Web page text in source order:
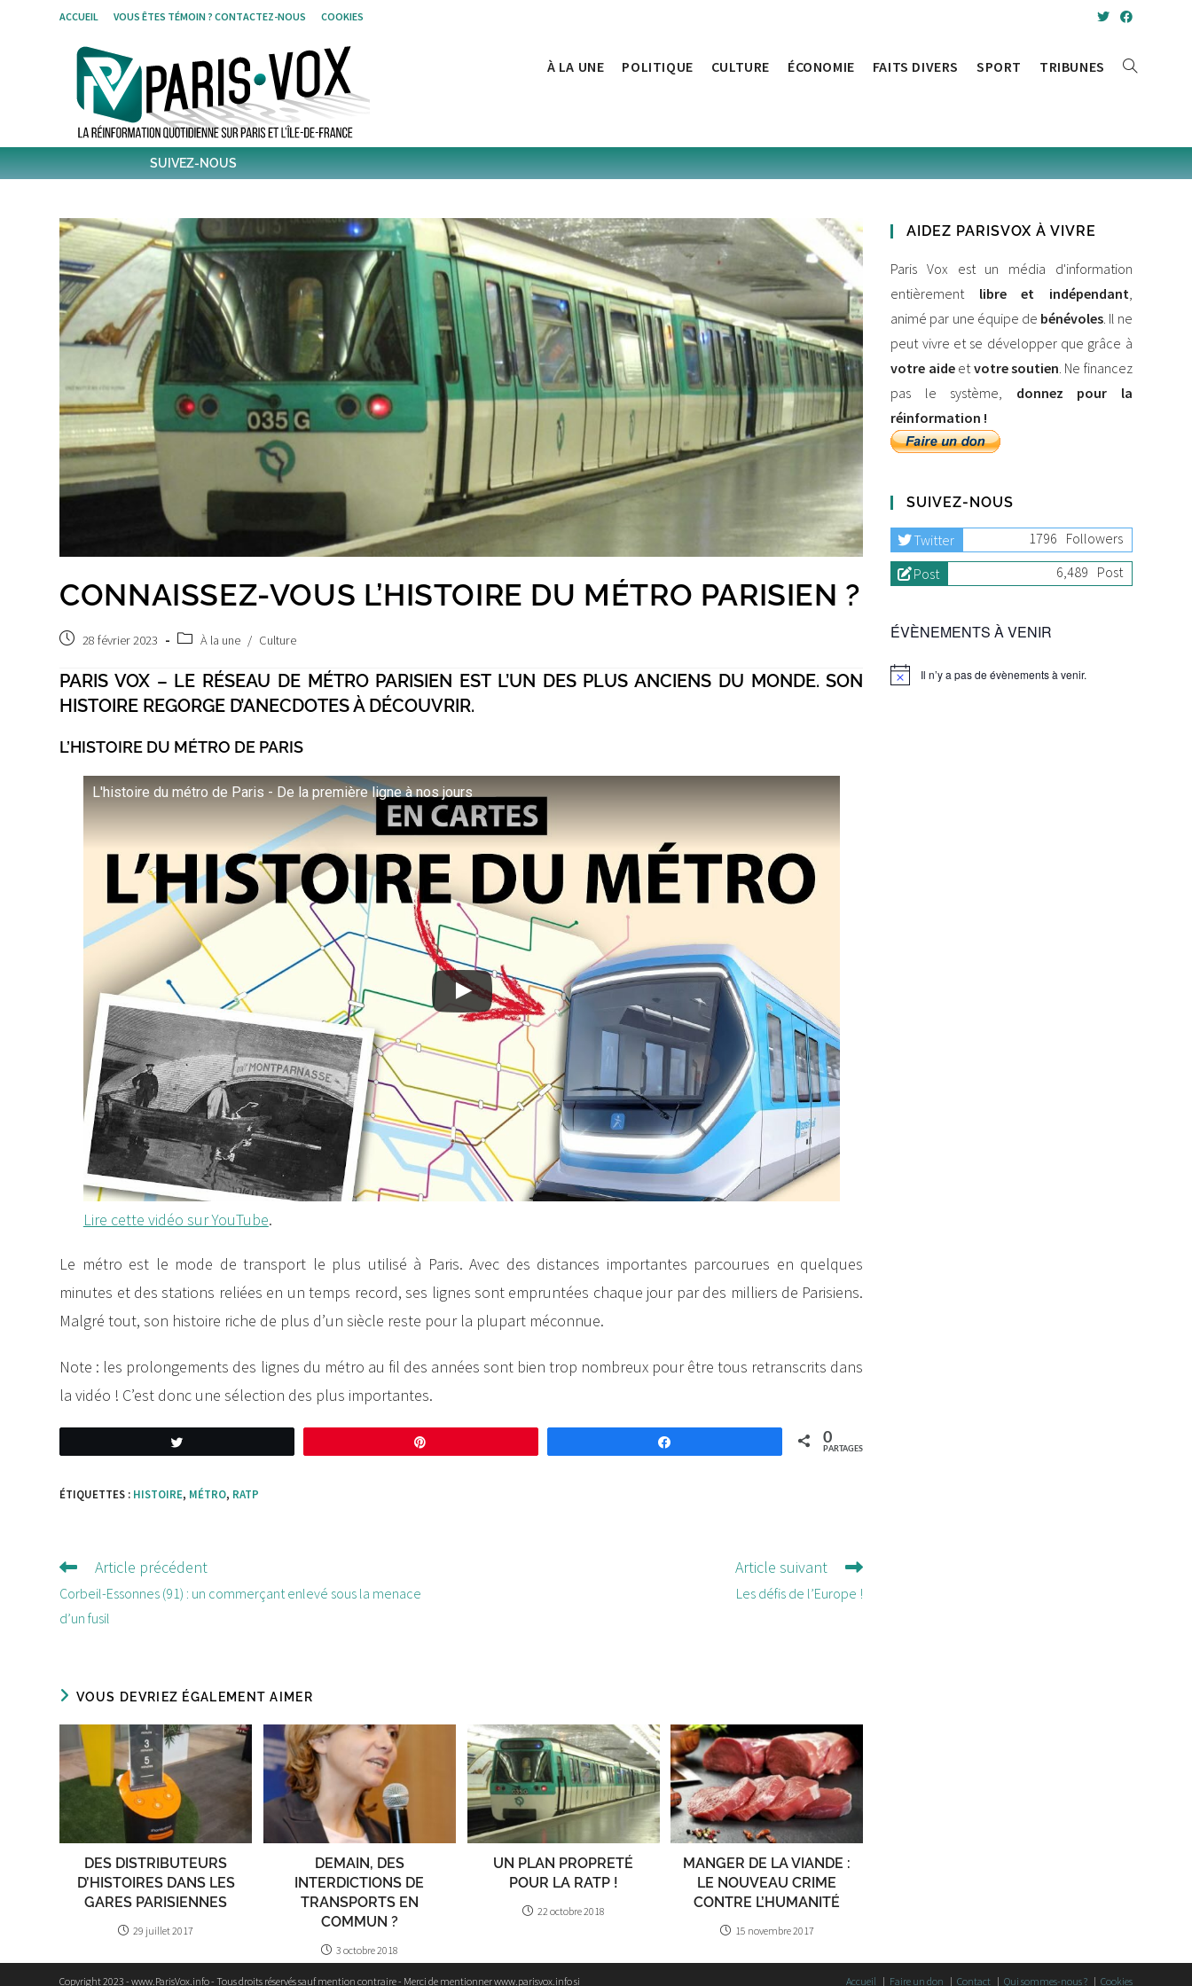
ACCUEIL VOUS ÊTES TÉMOIN ? CONTACTEZ-NOUS COOKIES
À LA UNE POLITIQUE CULTURE ÉCONOMIE FAITS DIVERS SPORT TRIBUNES TOGGLE
SUIVEZ-NOUS
Post
6,489 Post
CONNAISSEZ-VOUS L’HISTOIRE DU MÉTRO PARISIEN ?
Publication
28 février 2023
PostÀ la une / Culture
PARIS VOX – LE RÉSEAU DE MÉTRO PARISIEN EST L’UN DES PLUS ANCIENS DU MONDE. SON
HISTOIRE REGORGE D’ANECDOTES À DÉCOUVRIR.
L’HISTOIRE DU MÉTRO DE PARIS
L'histoire du métro de Paris - De la première ligne à nos jours
Lire cette vidéo sur YouTube.
Le métro est le mode de transport le plus utilisé à Paris. Avec des distances importantes parcourues en quelques
minutes et des stations reliées en un temps record, ses lignes sont empruntées chaque jour par des milliers de Parisiens.
Malgré tout, son histoire riche de plus d’un siècle reste pour la plupart méconnue.
Note : les prolongements des lignes du métro au fil des années sont bien trop nombreux pour être tous retranscrits dans
la vidéo ! C’est donc une sélection des plus importantes.
0
PARTAGES
ÉTIQUETTES : HISTOIRE, MÉTRO, RATP
Lire
d'autres
articles
Article précédent
Corbeil-Essonnes (91) : un commerçant enlevé sous la menace
d’un fusil
Article suivant
Les défis de l’Europe !
VOUS DEVRIEZ ÉGALEMENT AIMER
DES DISTRIBUTEURS
D’HISTOIRES DANS LES
GARES PARISIENNES
29 juillet 2017
DEMAIN, DES
INTERDICTIONS DE
TRANSPORTS EN
COMMUN ?
3 octobre 2018
UN PLAN PROPRETÉ
POUR LA RATP !
22 octobre 2018
MANGER DE LA VIANDE :
LE NOUVEAU CRIME
CONTRE L’HUMANITÉ
15 novembre 2017
AIDEZ PARISVOX À VIVRE
Paris Vox est un média d'information
entièrement libre et indépendant,
animé par une équipe de bénévoles. Il ne
peut vivre et se développer que grâce à
votre aideetvotre soutien. Ne financez
pas le système, donnez pour la
réinformation !
SUIVEZ-NOUS
Twitter 1796 Followers
Post
6,489 Post
ÉVÈNEMENTS À VENIR
Il n’y a pas de évènements à venir.
Accueil Faire un don Contact Qui sommes-nous ? Cookies
Copyright 2023 - www.ParisVox.info - Tous droits réservés sauf mention contraire - Merci de mentionner www.parisvox.info si